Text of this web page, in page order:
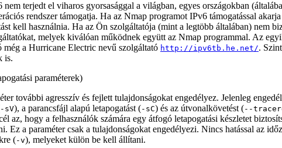
nem terjedt el viharos gyorsasággal a világban, egyes országokban
rendszer támogatja. Ha az Nmap programot IPv6 támogatással
kell használnia. Ha az Ön szolgáltatója (mint a legtöbb általában) nem
melyek kiválóan működnek együtt az Nmap programmal. Az
még a Hurricane Electric nevű szolgáltató http://ipv6tb.he.net/.
is.
paraméterek)
további agresszív és fejlett tulajdonságokat engedélyez. Jelenleg
-sV), a parancsfájl alapú letapogatást (-sC) és az útvonalkövetést (--
az, hogy a felhasználók számára egy átfogó letapogatási készletet
Ez a paraméter csak a tulajdonságokat engedélyezi. Nincs hatással az
(-v), melyeket külön be kell állítani.